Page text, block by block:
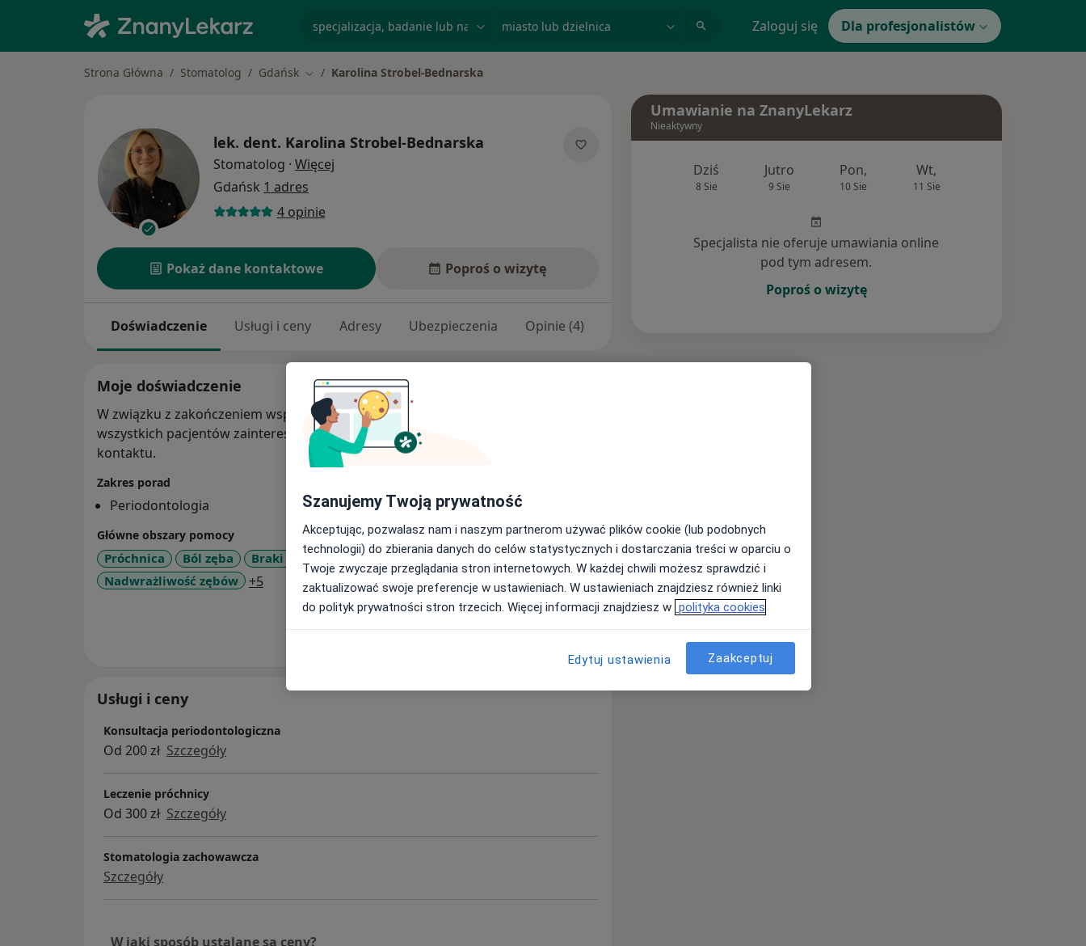
Zaloguj się Dla profesjonalistów
Strona Główna Stomatolog Gdańsk Zmień miasto
Karolina Strobel-Bednarska
lek. dent. Karolina Strobel-Bednarska
Stomatolog · Więcej
Gdańsk 1 adres
4 opinie
Pokaż dane kontaktowe Poproś o wizytę
Doświadczenie Usługi i ceny Adresy Ubezpieczenia Opinie (4)
Moje doświadczenie
W związku z zakończeniem współpracy z Vital Dental Clinic ul. Fieldorfa 17,
wszystkich pacjentów zainteresowanych kontynuacją leczenia zapraszam do
kontaktu.
Zakres porad
Periodontologia
Główne obszary pomocy
Próchnica Ból zęba Braki zębowe
Choroby miazgi
Nadwrażliwość zębów
+5 a11y_sr_more_diseases
Usługi i ceny
Konsultacja periodontologiczna
Od 200 zł Szczegóły
Leczenie próchnicy
Od 300 zł Szczegóły
Stomatologia zachowawcza
Szczegóły
W jaki sposób ustalane są ceny?
Umawianie na ZnanyLekarz
Nieaktywny
Dziś
8 Sie
Jutro
9 Sie
Pon,
10 Sie
Wt,
11 Sie
Specjalista nie oferuje umawiania online
pod tym adresem.
Poproś o wizytę
Szanujemy Twoją prywatność
Akceptując, pozwalasz nam i naszym partnerom używać plików cookie (lub podobnych
technologii) do zbierania danych do celów statystycznych i dostarczania treści w oparciu o
Twoje zwyczaje przeglądania stron internetowych. W każdej chwili możesz sprawdzić i
zaktualizować swoje preferencje w ustawieniach. W ustawieniach znajdziesz również linki
do polityk prywatności stron trzecich. Więcej informacji znajdziesz w polityka cookies
Edytuj ustawienia Zaakceptuj